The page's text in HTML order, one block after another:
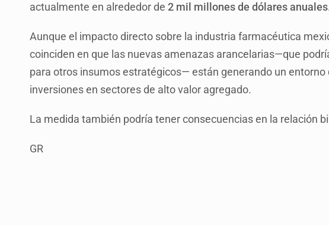
actualmente en alrededor de 2 mil millones de dólares anuales.
Aunque el impacto directo sobre la industria farmacéutica
coinciden en que las nuevas amenazas arancelarias—que
para otros insumos estratégicos— están generando un
inversiones en sectores de alto valor agregado.
La medida también podría tener consecuencias en la relación
GR